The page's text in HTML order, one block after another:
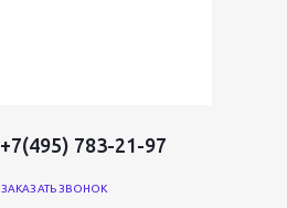
+7(495) 783-21-97
ЗАКАЗАТЬ ЗВОНОК